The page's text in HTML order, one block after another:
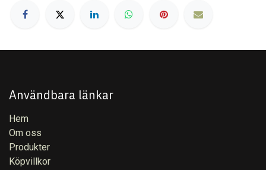
Användbara länkar
Hem
Om oss
Produkter
Köpvillkor